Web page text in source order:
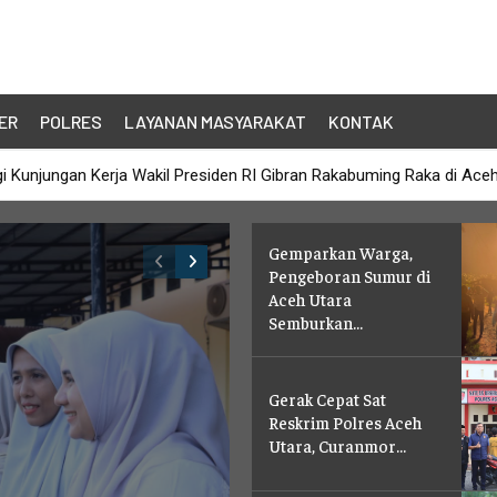
POLRES LAYANAN MASYARAKAT KONTAK
Kunjungan Kerja Wakil Presiden RI di Kabupaten Bireuen
Gemparkan Warga,
Pengeboran Sumur di
Aceh Utara
Semburkan...
Gerak Cepat Sat
Reskrim Polres Aceh
Utara, Curanmor...